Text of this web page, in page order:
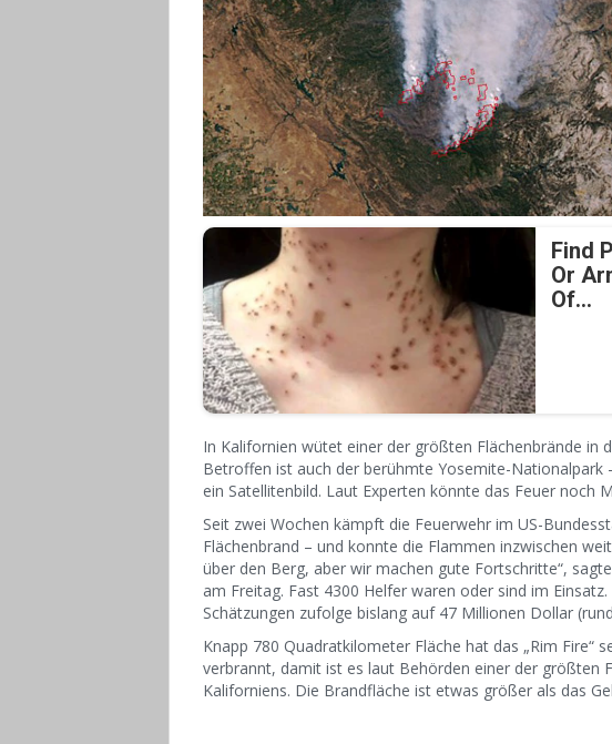
Find
Or
Of...
In Kalifornien wütet einer der größten Flächenbrände in
Betroffen ist auch der berühmte Yosemite-Nationalpark
ein Satellitenbild. Laut Experten könnte das Feuer noch
Seit zwei Wochen kämpft die Feuerwehr im US-
Flächenbrand – und konnte die Flammen inzwischen
über den Berg, aber wir machen gute Fortschritte“,
am Freitag. Fast 4300 Helfer waren oder sind im
Schätzungen zufolge bislang auf 47 Millionen Dollar
Knapp 780 Quadratkilometer Fläche hat das „Rim Fire“
verbrannt, damit ist es laut Behörden einer der größten
Kaliforniens. Die Brandfläche ist etwas größer als das